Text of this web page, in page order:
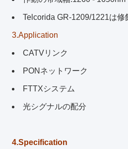
Telcorida GR-1209/1221は修
3.Application
CATVリンク
PONネットワーク
FTTXシステム
光シグナルの配分
4.Specification